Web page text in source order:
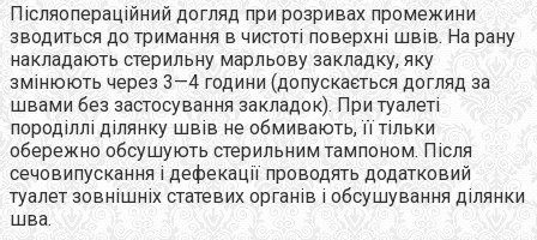
Післяопераційний догляд при розривах промежини
зводиться до тримання в чистоті поверхні швів. На рану
накладають стерильну марльову закладку, яку
змінюють через 3—4 години (допускається догляд за
швами без застосування закладок). При туалеті
породіллі ділянку швів не обмивають, її тільки
обережно обсушують стерильним тампоном. Після
сечовипускання і дефекації проводять додатковий
туалет зовнішніх статевих органів і обсушування ділянки
шва.